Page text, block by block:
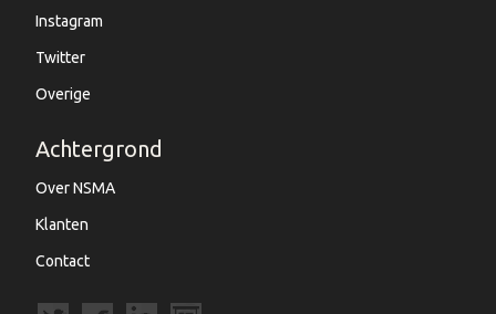
Instagram
Twitter
Overige
Achtergrond
Over NSMA
Klanten
Contact